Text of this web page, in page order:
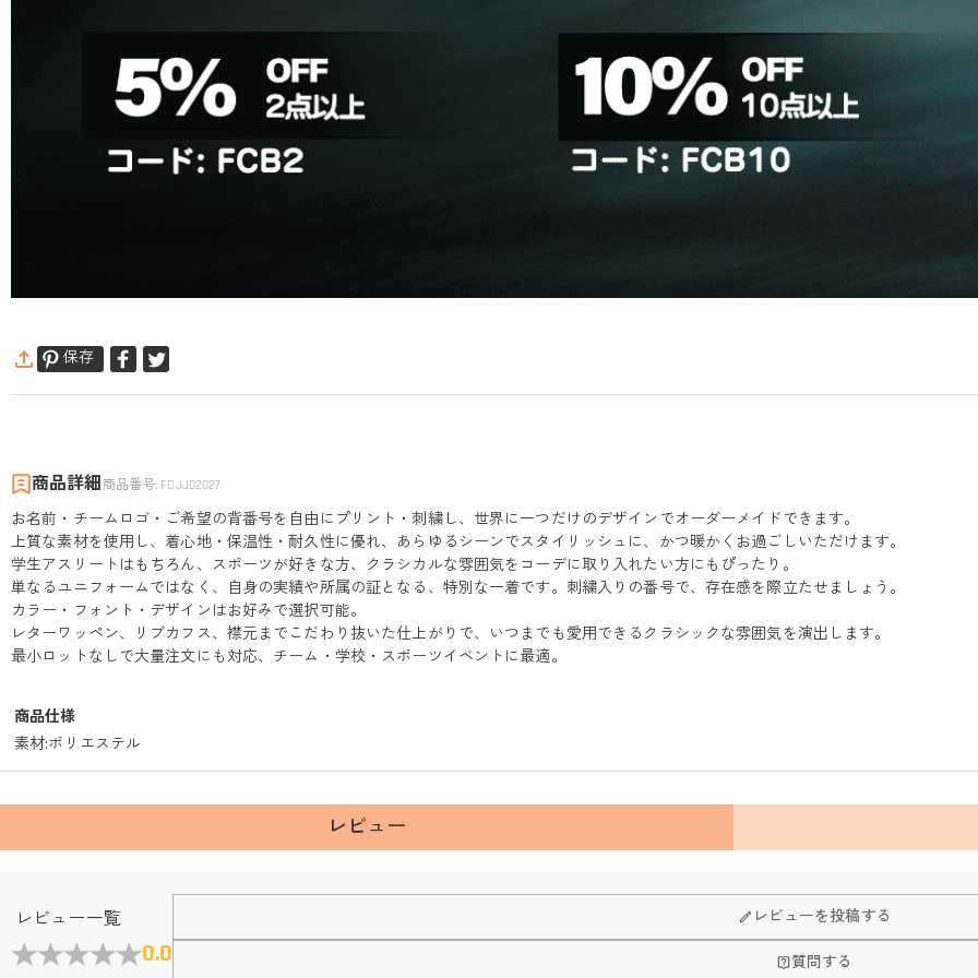
保存
商品詳細 商品番号: FCJJ02027
お名前・チームロゴ・ご希望の背番号を自由にプリント・刺繍し、世界に一つだけのデザインでオーダーメイドできます。
上質な素材を使用し、着心地・保温性・耐久性に優れ、あらゆるシーンでスタイリッシュに、かつ暖かくお過ごしいただけます。
学生アスリートはもちろん、スポーツが好きな方、クラシカルな雰囲気をコーデに取り入れたい方にもぴったり。
単なるユニフォームではなく、自身の実績や所属の証となる、特別な一着です。刺繍入りの番号で、存在感を際立たせましょう。
カラー・フォント・デザインはお好みで選択可能。
レターワッペン、リブカフス、襟元までこだわり抜いた仕上がりで、いつまでも愛用できるクラシックな雰囲気を演出します。
最小ロットなしで大量注文にも対応、チーム・学校・スポーツイベントに最適。
商品仕様
素材:ポリエステル
レビュー
レビュー一覧
0.0
レビューを投稿する
質問する